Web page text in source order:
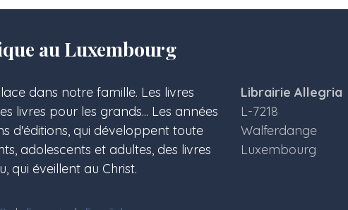
au Luxembourg
dans notre famille. Les livres
livres pour les grands... Les années
d'éditions, qui développent toute
adolescents et adultes, des livres
qui éveillent au Christ.
Librairie Allegria
L-7218
Walferdange
Luxembourg